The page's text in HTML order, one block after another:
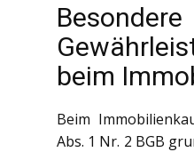
Besondere
beim
Beim
Abs. 1 Nr. 2 BGB